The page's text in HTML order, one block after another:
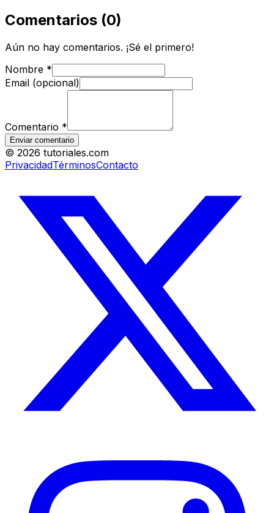
Comentarios (0)
Aún no hay comentarios. ¡Sé el primero!
Nombre *
Email (opcional)
Comentario *
Enviar comentario
© 2026 tutoriales.com
PrivacidadTérminosContacto